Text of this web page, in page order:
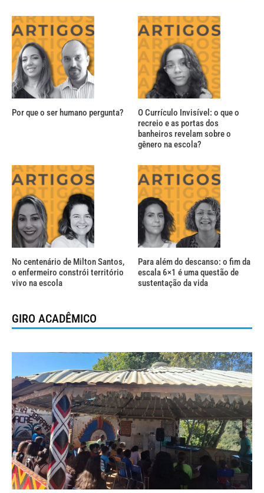
Por que o ser humano pergunta?
O Currículo Invisível: o que o
recreio e as portas dos
banheiros revelam sobre o
gênero na escola?
No centenário de Milton Santos,
o enfermeiro constrói território
vivo na escola
Para além do descanso: o fim da
escala 6×1 é uma questão de
sustentação da vida
GIRO ACADÊMICO